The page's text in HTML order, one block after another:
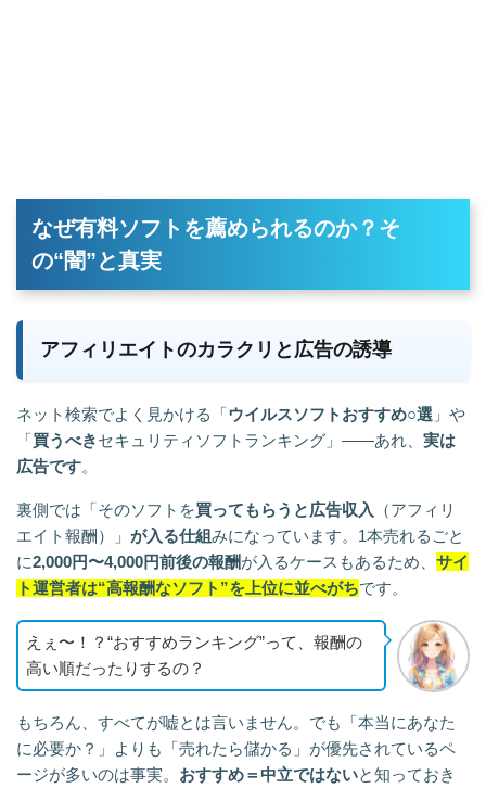
なぜ有料ソフトを薦められるのか？そ
の“闇”と真実
アフィリエイトのカラクリと広告の誘導
ネット検索でよく見かける「ウイルスソフトおすすめ○選 」や
「買うべきセキュリティソフトランキング」——あれ、 実は
広告です。
裏側では「そのソフトを買ってもらうと広告収入
（アフィリ
エイト報酬）」 が入る仕組みになっています。1本売れるごと
に2,000円〜4,000円前後の報酬が入るケースもあるため、 サイ
ト運営者は“高報酬なソフト”を上位に並べがちです。
えぇ〜！？“おすすめランキング”って、報酬の
高い順だったりするの？
もちろん、すべてが嘘とは言いません。でも「本当にあなた
に必要か？」よりも「売れたら儲かる」が優先されているペ
ージが多いのは事実。 おすすめ＝中立ではないと知っておき